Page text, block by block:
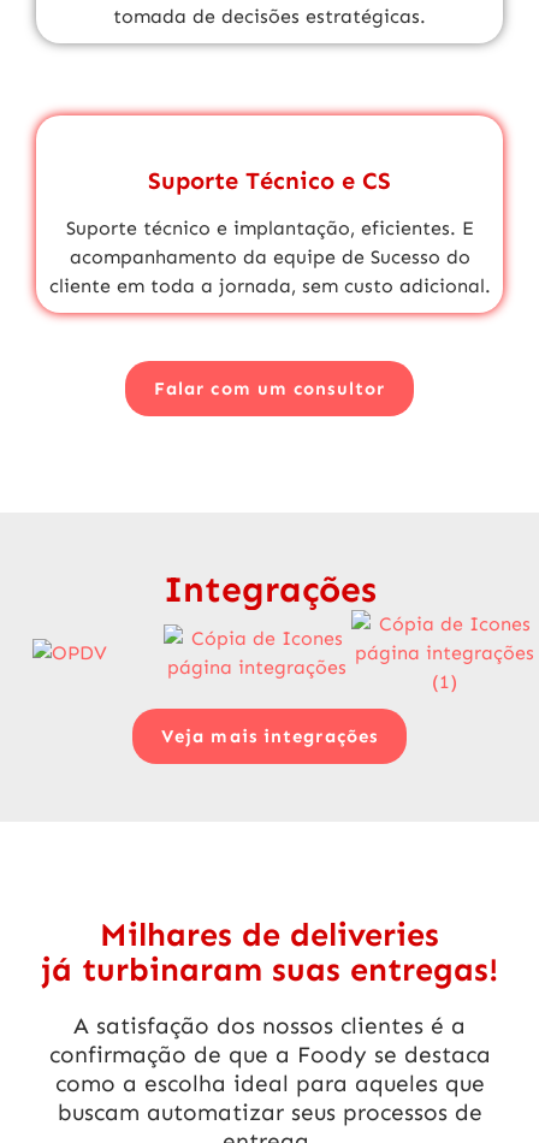
tomada de decisões estratégicas.
Suporte Técnico e CS
Suporte técnico e implantação, eficientes. E
acompanhamento da equipe de Sucesso do
cliente em toda a jornada, sem custo adicional.
Falar com um consultor
Integrações
Veja mais integrações
Milhares de deliveries
já turbinaram suas entregas!
A satisfação dos nossos clientes é a
confirmação de que a Foody se destaca
como a escolha ideal para aqueles que
buscam automatizar seus processos de